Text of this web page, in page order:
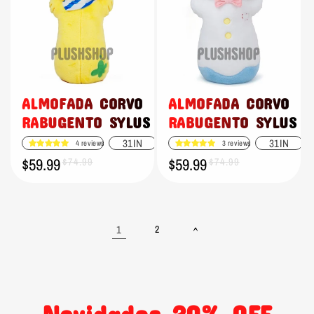
ALMOFADA CORVO
RABUGENTO SYLUS
4 reviews 31IN
Preço
promocional
$59.99
Preço
normal
$74.99
ALMOFADA CORVO
RABUGENTO SYLUS
3 reviews 31IN
Preço
promocional
$59.99
Preço
normal
$74.99
1 2